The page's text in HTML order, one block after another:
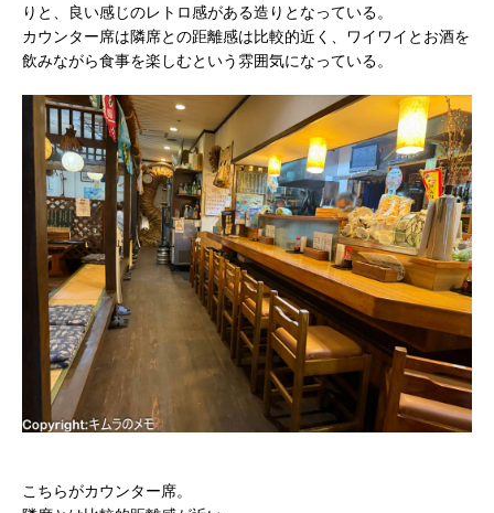
りと、良い感じのレトロ感がある造りとなっている。
カウンター席は隣席との距離感は比較的近く、ワイワイとお酒を
飲みながら食事を楽しむという雰囲気になっている。
こちらがカウンター席。